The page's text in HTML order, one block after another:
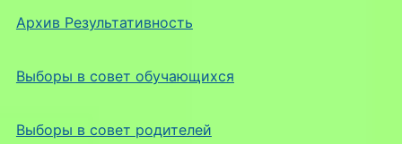
Архив Результативность
Выборы в совет обучающихся
Выборы в совет родителей